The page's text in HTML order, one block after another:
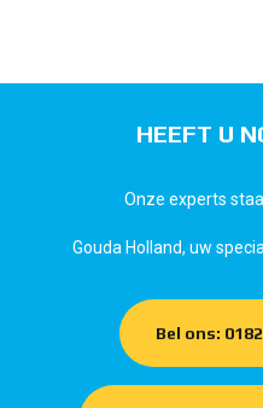
HEEFT U
Onze experts
Gouda Holland, uw
Bel ons: